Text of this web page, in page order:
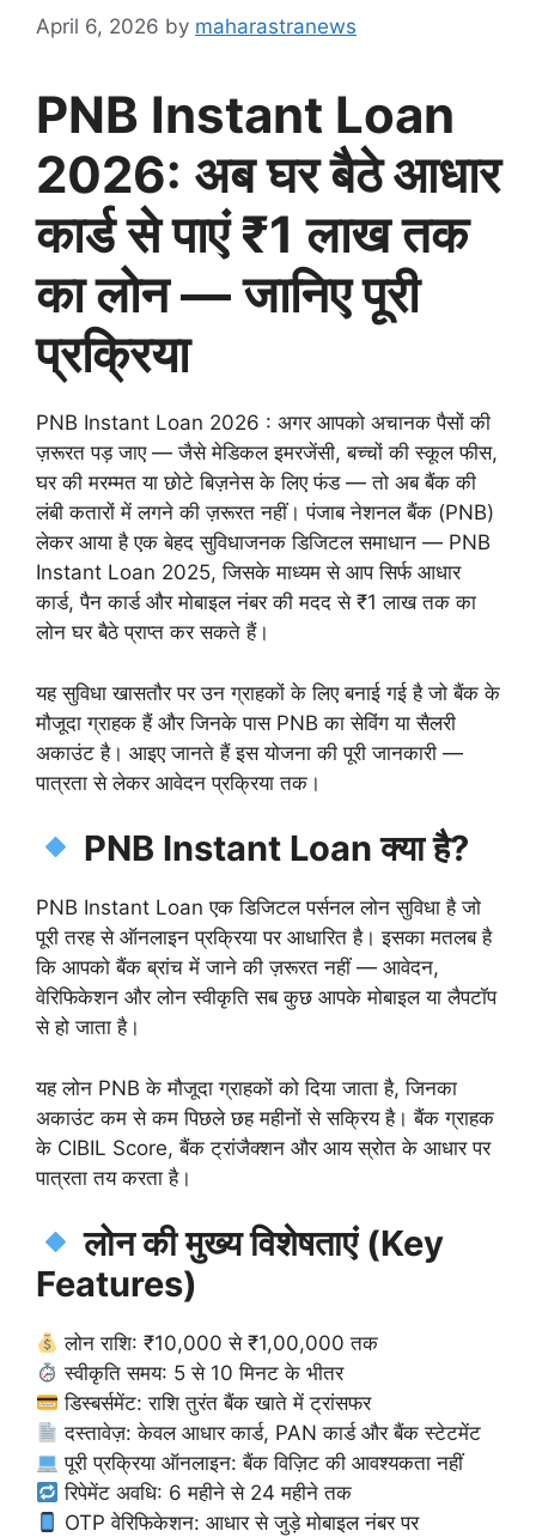
April 6, 2026 by maharastranews
PNB Instant Loan
2026: अब घर बैठे आधार
कार्ड से पाएं ₹1 लाख तक
का लोन — जानिए पूरी
प्रक्रिया
PNB Instant Loan 2026 : अगर आपको अचानक पैसों की
ज़रूरत पड़ जाए — जैसे मेडिकल इमरजेंसी, बच्चों की स्कूल फीस,
घर की मरम्मत या छोटे बिज़नेस के लिए फंड — तो अब बैंक की
लंबी कतारों में लगने की ज़रूरत नहीं। पंजाब नेशनल बैंक (PNB)
लेकर आया है एक बेहद सुविधाजनक डिजिटल समाधान — PNB
Instant Loan 2025, जिसके माध्यम से आप सिर्फ आधार
कार्ड, पैन कार्ड और मोबाइल नंबर की मदद से ₹1 लाख तक का
लोन घर बैठे प्राप्त कर सकते हैं।
यह सुविधा खासतौर पर उन ग्राहकों के लिए बनाई गई है जो बैंक के
मौजूदा ग्राहक हैं और जिनके पास PNB का सेविंग या सैलरी
अकाउंट है। आइए जानते हैं इस योजना की पूरी जानकारी —
पात्रता से लेकर आवेदन प्रक्रिया तक।
PNB Instant Loan क्या है?
PNB Instant Loan एक डिजिटल पर्सनल लोन सुविधा है जो
पूरी तरह से ऑनलाइन प्रक्रिया पर आधारित है। इसका मतलब है
कि आपको बैंक ब्रांच में जाने की ज़रूरत नहीं — आवेदन,
वेरिफिकेशन और लोन स्वीकृति सब कुछ आपके मोबाइल या लैपटॉप
से हो जाता है।
यह लोन PNB के मौजूदा ग्राहकों को दिया जाता है, जिनका
अकाउंट कम से कम पिछले छह महीनों से सक्रिय है। बैंक ग्राहक
के CIBIL Score, बैंक ट्रांजैक्शन और आय स्रोत के आधार पर
पात्रता तय करता है।
लोन की मुख्य विशेषताएं (Key
Features)
लोन राशि: ₹10,000 से ₹1,00,000 तक
स्वीकृति समय: 5 से 10 मिनट के भीतर
डिस्बर्समेंट: राशि तुरंत बैंक खाते में ट्रांसफर
दस्तावेज़: केवल आधार कार्ड, PAN कार्ड और बैंक स्टेटमेंट
पूरी प्रक्रिया ऑनलाइन: बैंक विज़िट की आवश्यकता नहीं
रिपेमेंट अवधि: 6 महीने से 24 महीने तक
OTP वेरिफिकेशन: आधार से जुड़े मोबाइल नंबर पर